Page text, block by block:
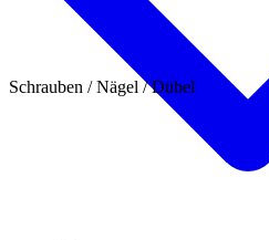
Schrauben / Nägel / Dübel